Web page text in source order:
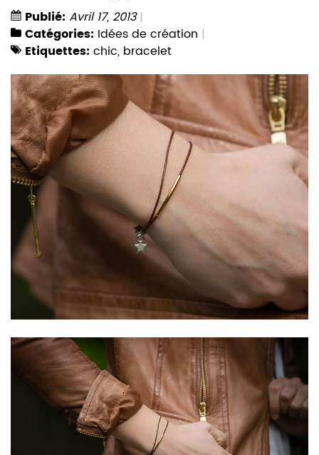
Publié: Avril 17, 2013
Catégories: Idées de création
Etiquettes: chic, bracelet